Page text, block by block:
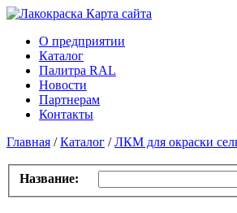
Карта сайтa
О предприятии
Каталог
Палитра RAL
Новости
Партнерам
Контакты
Главная /Каталог /ЛКМ для окраски
Название: